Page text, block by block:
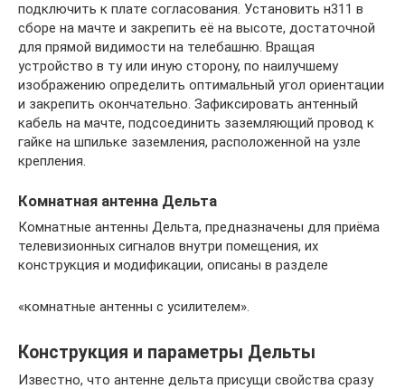
подключить к плате согласования. Установить н311 в
сборе на мачте и закрепить её на высоте, достаточной
для прямой видимости на телебашню. Вращая
устройство в ту или иную сторону, по наилучшему
изображению определить оптимальный угол ориентации
и закрепить окончательно. Зафиксировать антенный
кабель на мачте, подсоединить заземляющий провод к
гайке на шпильке заземления, расположенной на узле
крепления.
Комнатная антенна Дельта
Комнатные антенны Дельта, предназначены для приёма
телевизионных сигналов внутри помещения, их
конструкция и модификации, описаны в разделе
«комнатные антенны с усилителем».
Конструкция и параметры Дельты
Известно, что антенне дельта присущи свойства сразу